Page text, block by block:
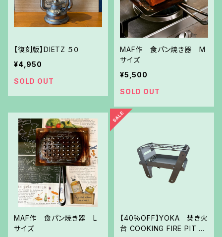
【復刻版】DIETZ ５０
¥4,950
SOLD OUT
MAF作 食パン焼き器 M
サイズ
¥5,500
SOLD OUT
MAF作 食パン焼き器 L
サイズ
【40％OFF】YOKA 焚き火
台 COOKING FIRE PIT S